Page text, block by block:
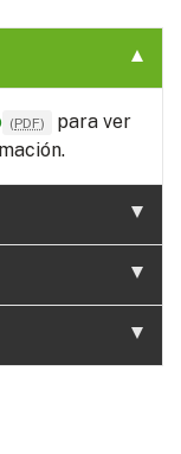
(PDF)
para ver